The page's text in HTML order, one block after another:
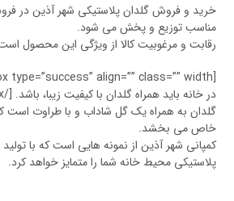
خرید و فروش گلدان پلاستیکی شهر آذین در
مناسب توزیع و پخش می شود.
رقابت و مرغوبیت کالا از ویژگی این محصول
در خانه باید همراه گلدان با کیفیت زیبا، باشد. [/box]
گلدان به همراه یک گل شاداب و با طراوت است
خاص می بخشد.
کمپانی شهر آذین از نمونه هایی است که با
پلاستیکی محیط خانه شما را متمایز خواهد کرد.